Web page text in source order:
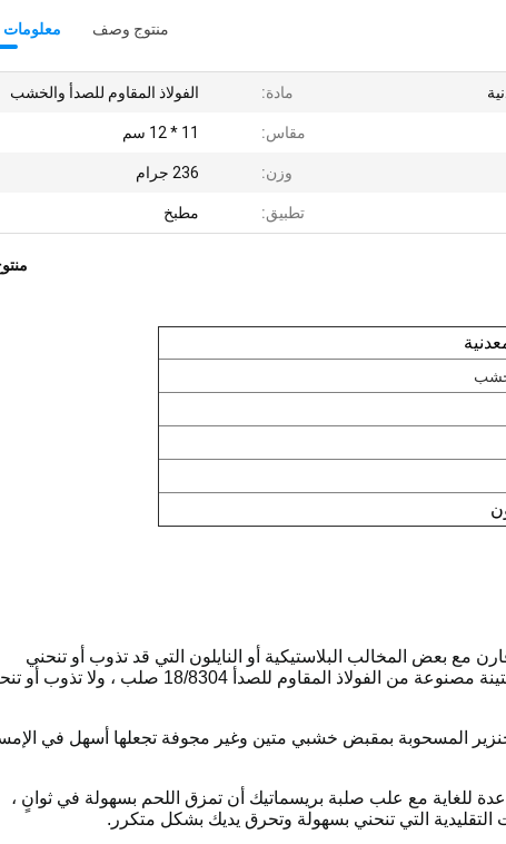
معلومات منتوج وصف
مادة: الفولاذ المقاوم للصدأ والخشب
مقاس: 11 * 12 سم
وزن: 236 جرام
تطبيق: مطبخ
مع بعض المخالب البلاستيكية أو النايلون التي قد تذوب أو تنحني
وتسبب مشاكل تتعلق بسلامة الغذاء ، فإن مخالبنا المتينة مصنوعة من الفولاذ المقاوم للصدأ 18/8304 صلب ،
المسحوبة بمقبض خشبي متين وغير مجوفة تجعلها أسهل في
للغاية مع علب صلبة بريسماتيك أن تمزق اللحم بسهولة في ثوانٍ ،
التي تنحني بسهولة وتحرق يديك بشكل متكرر.